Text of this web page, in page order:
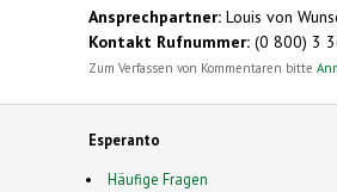
Ansprechpartner: Louis von
Kontakt Rufnummer: (0 800) 3
Zum Verfassen von Kommentaren bitte
Esperanto
Häufige Fragen